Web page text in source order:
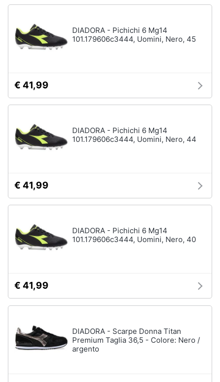
Casalinghi
Abbigliamento
Animali
Libri,
cd
Festività
e
Promozioni
Assistenza
clienti
Esci
Vedi
tutti
Sigaretta
elettronica
Occhiali
da
vista
Vedi
tutti
Vestiari
Felpa
Tuta
Vedi
tutti
DIADORA - Pichichi 6 Mg14
101.179606c3444, Uomini, Nero, 45
€ 41,99
DIADORA - Pichichi 6 Mg14
101.179606c3444, Uomini, Nero, 44
€ 41,99
DIADORA - Pichichi 6 Mg14
101.179606c3444, Uomini, Nero, 40
€ 41,99
DIADORA - Scarpe Donna Titan
Premium Taglia 36,5 - Colore: Nero /
argento